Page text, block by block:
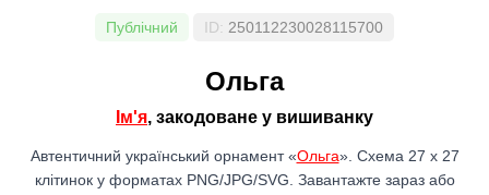
Публічний ID: 250112230028115700
Ольга
Ім'я, закодоване у вишиванку
Автентичний український орнамент «Ольга». Схема 27 x 27
клітинок у форматах PNG/JPG/SVG. Завантажте зараз або